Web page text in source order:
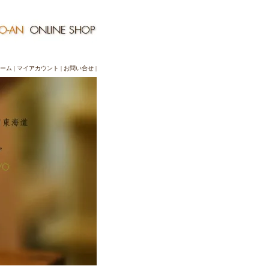
ム | マイアカウント | お問い合せ |